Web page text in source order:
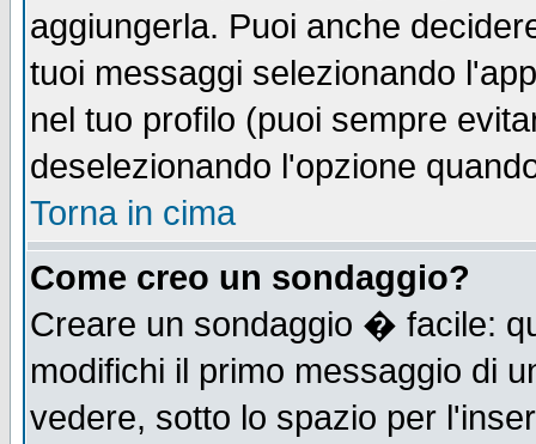
aggiungerla. Puoi anche
tuoi messaggi selezionando
nel tuo profilo (puoi sempre
deselezionando l'opzione
Torna in cima
Come creo un sondaggio?
Creare un sondaggio � facile:
modifichi il primo messaggio di
vedere, sotto lo spazio per